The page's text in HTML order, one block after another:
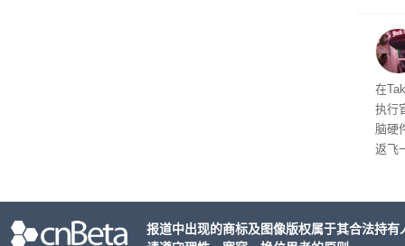
流
在
执行
脑硬
返飞
报道中出现的商标及图像版权属于其合法持